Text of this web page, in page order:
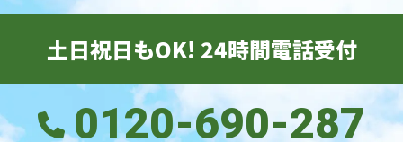
土日祝日もOK! 24時間電話受付
0120-690-287